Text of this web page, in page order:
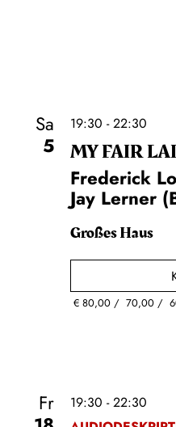
Sa
5
19:30 - 22:30
MY FAIR
Frederick
Jay Lerner
Großes Haus
€80,00 70,00
Fr
19:30 - 22:30